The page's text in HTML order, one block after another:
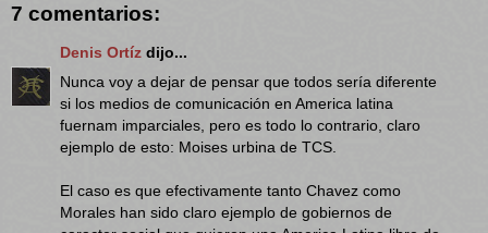
7 comentarios:
Denis Ortíz dijo...
Nunca voy a dejar de pensar que todos sería diferente
si los medios de comunicación en America latina
fuernam imparciales, pero es todo lo contrario, claro
ejemplo de esto: Moises urbina de TCS.
El caso es que efectivamente tanto Chavez como
Morales han sido claro ejemplo de gobiernos de